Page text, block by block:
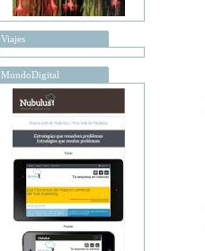
Viajes
MundoDigital